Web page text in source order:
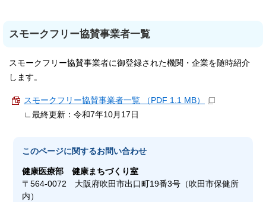
スモークフリー協賛事業者一覧
スモークフリー協賛事業者に御登録された機関・企業を随時紹介
します。
スモークフリー協賛事業者一覧 （PDF 1.1 MB）
∟最終更新：令和7年10月17日
このページに関するお問い合わせ
健康医療部健康まちづくり室
〒564-0072 大阪府吹田市出口町19番3号（吹田市保健所
内）